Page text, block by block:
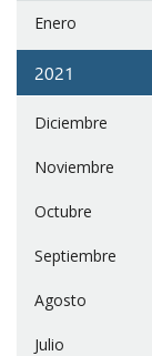
Enero
2021
Diciembre
Noviembre
Octubre
Septiembre
Agosto
Julio